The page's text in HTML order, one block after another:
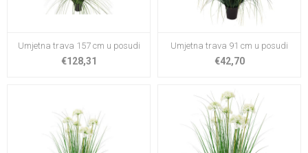
Umjetna trava 157 cm u posudi
€128,31
Umjetna trava 91 cm u posudi
€42,70